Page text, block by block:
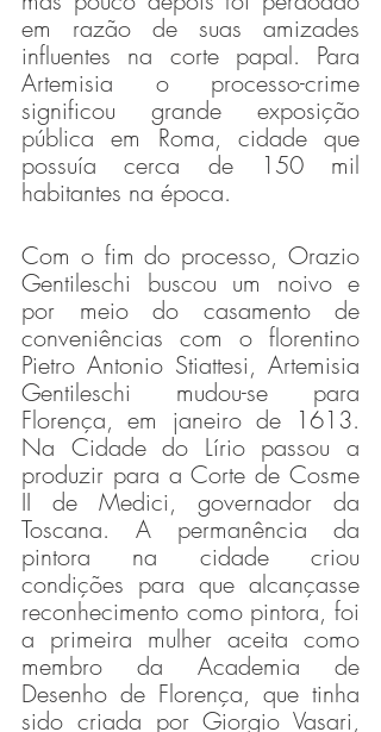
em razão de suas amizades
influentes na corte papal. Para
Artemisia o processo-crime
significou grande exposição
pública em Roma, cidade que
possuía cerca de 150 mil
habitantes na época.
Com o fim do processo, Orazio
Gentileschi buscou um noivo e
por meio do casamento de
conveniências com o florentino
Pietro Antonio Stiattesi, Artemisia
Gentileschi mudou-se para
Florença, em janeiro de 1613.
Na Cidade do Lírio passou a
produzir para a Corte de Cosme
II de Medici, governador da
Toscana. A permanência da
pintora na cidade criou
condições para que alcançasse
reconhecimento como pintora, foi
a primeira mulher aceita como
membro da Academia de
Desenho de Florença, que tinha
sido criada por Giorgio Vasari,